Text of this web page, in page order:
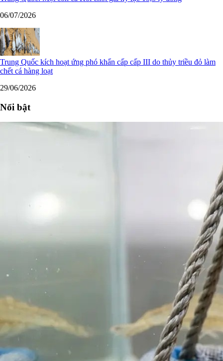
06/07/2026
Trung Quốc kích hoạt ứng phó khẩn cấp cấp III do thủy triều đỏ làm
chết cá hàng loạt
29/06/2026
Nổi bật